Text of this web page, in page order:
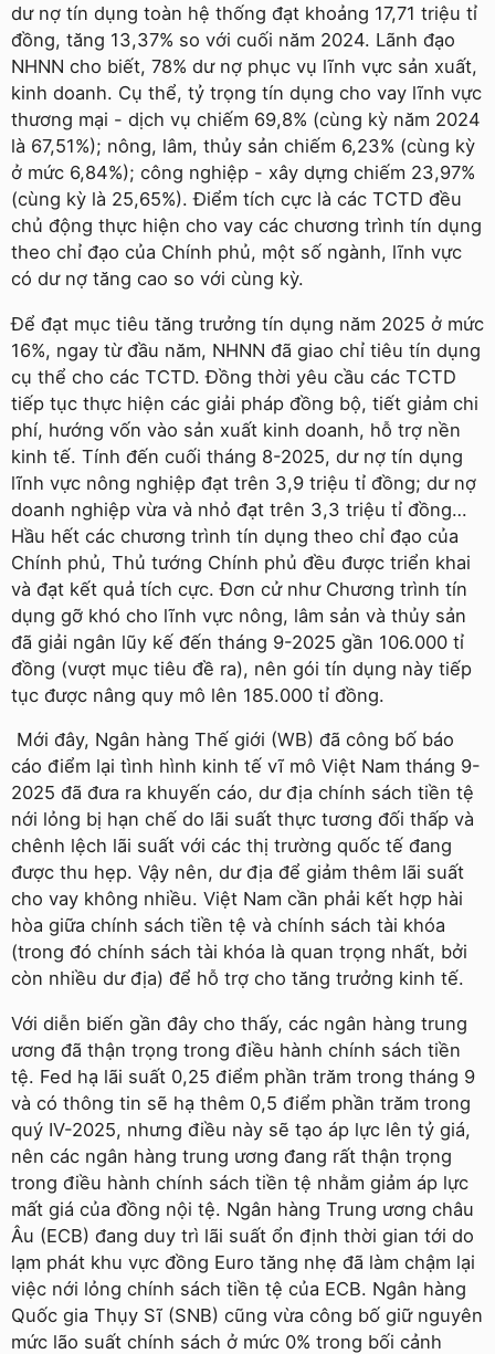
dư nợ tín dụng toàn hệ thống đạt khoảng 17,71 triệu tỉ
đồng, tăng 13,37% so với cuối năm 2024. Lãnh đạo
NHNN cho biết, 78% dư nợ phục vụ lĩnh vực sản xuất,
kinh doanh. Cụ thể, tỷ trọng tín dụng cho vay lĩnh vực
thương mại - dịch vụ chiếm 69,8% (cùng kỳ năm 2024
là 67,51%); nông, lâm, thủy sản chiếm 6,23% (cùng kỳ
ở mức 6,84%); công nghiệp - xây dựng chiếm 23,97%
(cùng kỳ là 25,65%). Điểm tích cực là các TCTD đều
chủ động thực hiện cho vay các chương trình tín dụng
theo chỉ đạo của Chính phủ, một số ngành, lĩnh vực
có dư nợ tăng cao so với cùng kỳ.
Để đạt mục tiêu tăng trưởng tín dụng năm 2025 ở mức
16%, ngay từ đầu năm, NHNN đã giao chỉ tiêu tín dụng
cụ thể cho các TCTD. Đồng thời yêu cầu các TCTD
tiếp tục thực hiện các giải pháp đồng bộ, tiết giảm chi
phí, hướng vốn vào sản xuất kinh doanh, hỗ trợ nền
kinh tế. Tính đến cuối tháng 8-2025, dư nợ tín dụng
lĩnh vực nông nghiệp đạt trên 3,9 triệu tỉ đồng; dư nợ
doanh nghiệp vừa và nhỏ đạt trên 3,3 triệu tỉ đồng…
Hầu hết các chương trình tín dụng theo chỉ đạo của
Chính phủ, Thủ tướng Chính phủ đều được triển khai
và đạt kết quả tích cực. Đơn cử như Chương trình tín
dụng gỡ khó cho lĩnh vực nông, lâm sản và thủy sản
đã giải ngân lũy kế đến tháng 9-2025 gần 106.000 tỉ
đồng (vượt mục tiêu đề ra), nên gói tín dụng này tiếp
tục được nâng quy mô lên 185.000 tỉ đồng.
Mới đây, Ngân hàng Thế giới (WB) đã công bố báo
cáo điểm lại tình hình kinh tế vĩ mô Việt Nam tháng 9-
2025 đã đưa ra khuyến cáo, dư địa chính sách tiền tệ
nới lỏng bị hạn chế do lãi suất thực tương đối thấp và
chênh lệch lãi suất với các thị trường quốc tế đang
được thu hẹp. Vậy nên, dư địa để giảm thêm lãi suất
cho vay không nhiều. Việt Nam cần phải kết hợp hài
hòa giữa chính sách tiền tệ và chính sách tài khóa
(trong đó chính sách tài khóa là quan trọng nhất, bởi
còn nhiều dư địa) để hỗ trợ cho tăng trưởng kinh tế.
Với diễn biến gần đây cho thấy, các ngân hàng trung
ương đã thận trọng trong điều hành chính sách tiền
tệ. Fed hạ lãi suất 0,25 điểm phần trăm trong tháng 9
và có thông tin sẽ hạ thêm 0,5 điểm phần trăm trong
quý IV-2025, nhưng điều này sẽ tạo áp lực lên tỷ giá,
nên các ngân hàng trung ương đang rất thận trọng
trong điều hành chính sách tiền tệ nhằm giảm áp lực
mất giá của đồng nội tệ. Ngân hàng Trung ương châu
Âu (ECB) đang duy trì lãi suất ổn định thời gian tới do
lạm phát khu vực đồng Euro tăng nhẹ đã làm chậm lại
việc nới lỏng chính sách tiền tệ của ECB. Ngân hàng
Quốc gia Thụy Sĩ (SNB) cũng vừa công bố giữ nguyên
mức lão suất chính sách ở mức 0% trong bối cảnh